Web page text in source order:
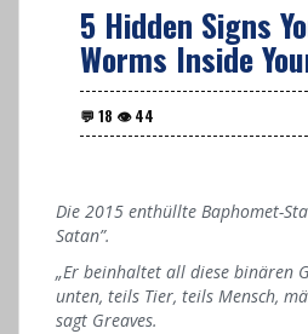
5 Hidden Signs
Worms Inside
Die 2015 enthüllte Baphomet-
Satan”.
„Er beinhaltet all diese binären
unten, teils Tier, teils Mensch,
sagt Greaves.